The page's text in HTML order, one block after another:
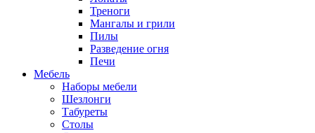
Треноги
Мангалы и грили
Пилы
Разведение огня
Печи
Мебель
Наборы мебели
Шезлонги
Табуреты
Столы